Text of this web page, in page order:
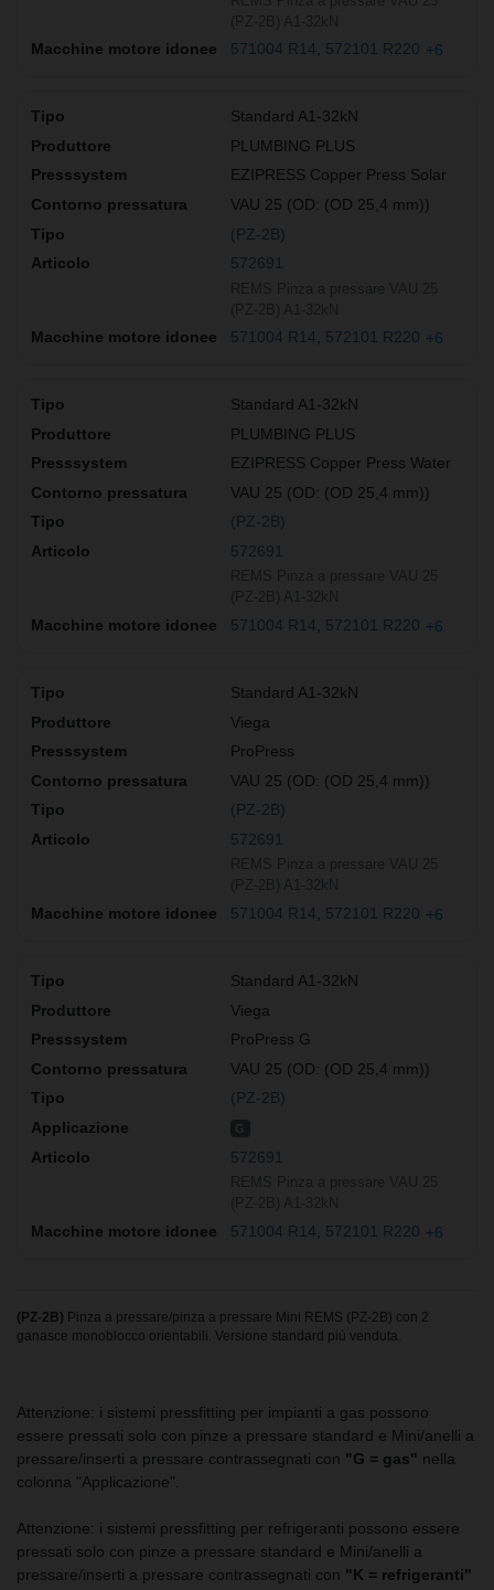
571004 R14 572101 R220 +6
Standard A1-32kN
PLUMBING PLUS
EZIPRESS Copper Press Solar
VAU 25 (OD: (OD 25,4 mm))
(PZ-2B)
572691
571004 R14 572101 R220 +6
Standard A1-32kN
PLUMBING PLUS
EZIPRESS Copper Press Water
VAU 25 (OD: (OD 25,4 mm))
(PZ-2B)
572691
571004 R14 572101 R220 +6
Standard A1-32kN
Viega
ProPress
VAU 25 (OD: (OD 25,4 mm))
(PZ-2B)
572691
571004 R14 572101 R220 +6
Standard A1-32kN
Viega
ProPress G
VAU 25 (OD: (OD 25,4 mm))
(PZ-2B)
572691
571004 R14 572101 R220 +6
(PZ-2B) Pinza a pressare/pinza a pressare Mini REMS (PZ-2B) con 2
ganasce monoblocco orientabili. Versione standard più venduta.
Attenzione: i sistemi pressfitting per impianti a gas possono
essere pressati solo con pinze a pressare standard e Mini/anelli a
pressare/inserti a pressare contrassegnati con "G = gas" nella
colonna "Applicazione".
Attenzione: i sistemi pressfitting per refrigeranti possono essere
pressati solo con pinze a pressare standard e Mini/anelli a
pressare/inserti a pressare contrassegnati con "K = refrigeranti"